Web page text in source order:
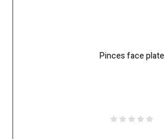
Pinces face plate